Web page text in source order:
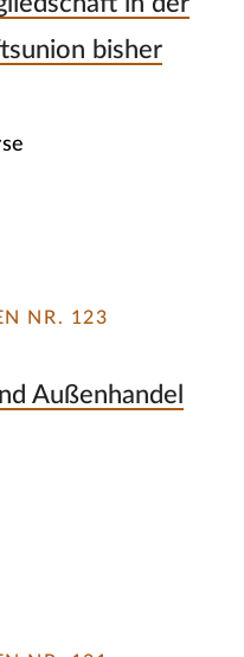
bisher
NR. 123
Außenhandel